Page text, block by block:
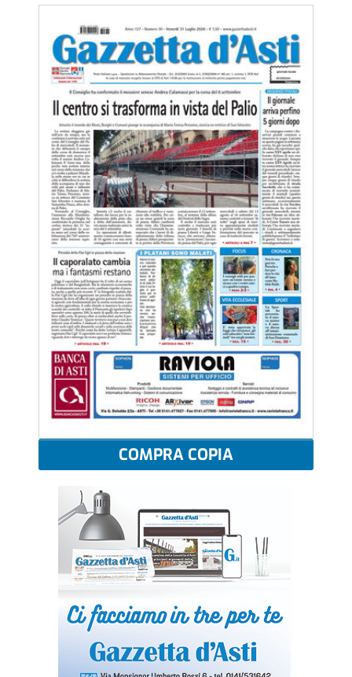
COMPRA COPIA